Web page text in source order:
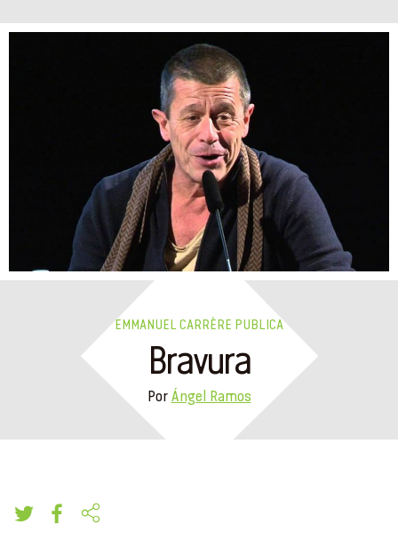
EMMANUEL CARRÈRE PUBLICA
Bravura
PorÁngel Ramos